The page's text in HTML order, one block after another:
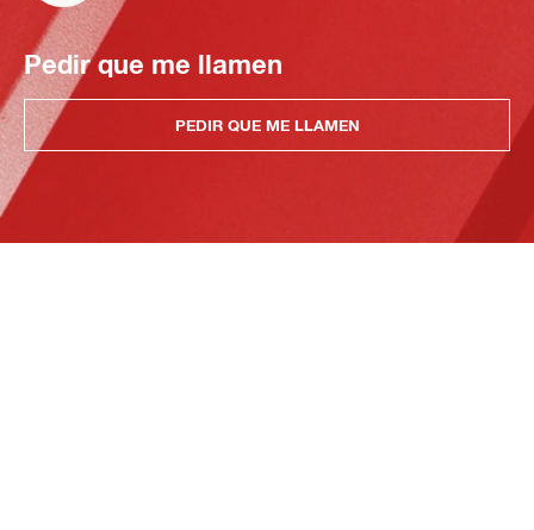
Pedir que me llamen
PEDIR QUE ME LLAMEN